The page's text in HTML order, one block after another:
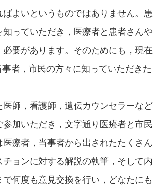
よいというものではありません。患
っていただき，医療者と患者さんや
要があります。そのためにも，現在
者，市民の方々に知っていただきた
師，看護師，遺伝カウンセラーなど
加いただき，文字通り医療者と市民
療者，当事者から出されたたくさん
ョンに対する解説の執筆，そして内
何度も意見交換を行い，どなたにも